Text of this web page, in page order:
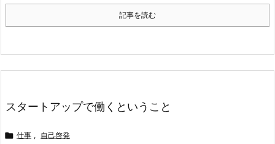
記事を読む
スタートアップで働くということ
 仕事 , 自己啓発